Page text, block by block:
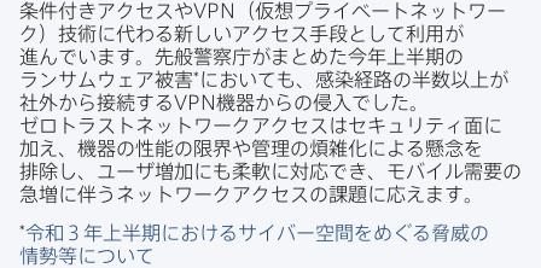
条件付きアクセスやVPN
（仮想プライベートネットワー
ク）​技術に​代わる​新しい​アクセス手段と​して​利用が​
進んでいます。​先般警察庁が​まとめた​今年上半期の​
ランサムウェア被害*に​おいても、​感染経路の​半数以上が​
社外から​接続するVPN機器からの​侵入でした。​
ゼロトラストネットワークアクセスは​セキュリティ面に​
加え、​機器の​性能の​限界や​管理の​煩雑化に​よる​懸念を​
排除し、​ユーザ増加にも​柔軟に​対応でき、​モバイル需要の​
急増に​伴う​ネットワークアクセスの​課題に​応えます。
*令和３年上半期に​おける​サイバー​空​間を​めぐる​脅威の​
情勢等に​ついて